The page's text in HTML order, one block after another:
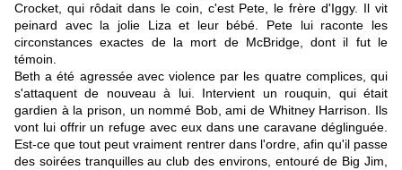
Crocket, qui rôdait dans le coin, c'est Pete, le frère d'Iggy. Il vit
peinard avec la jolie Liza et leur bébé. Pete lui raconte les
circonstances exactes de la mort de McBridge, dont il fut le
témoin.
Beth a été agressée avec violence par les quatre complices, qui
s'attaquent de nouveau à lui. Intervient un rouquin, qui était
gardien à la prison, un nommé Bob, ami de Whitney Harrison. Ils
vont lui offrir un refuge avec eux dans une caravane déglinguée.
Est-ce que tout peut vraiment rentrer dans l'ordre, afin qu'il passe
des soirées tranquilles au club des environs, entouré de Big Jim,